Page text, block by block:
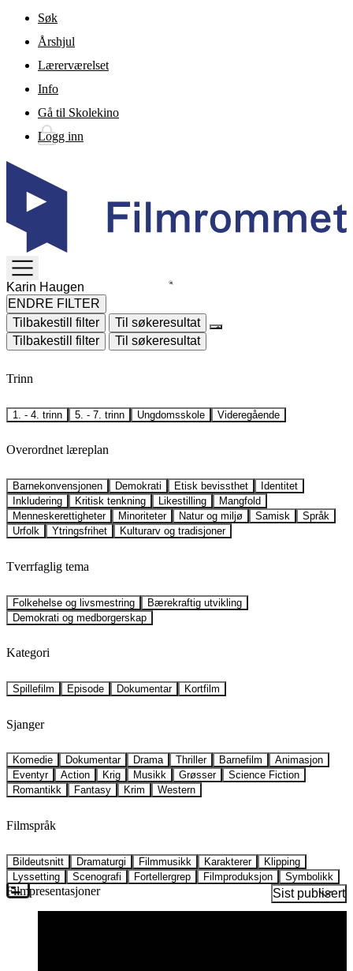
Gå til hovedinnhold
Søk
Årshjul
Lærerværelset
Info
Gå til Skolekino
Logg inn
TOGGLE
MENU
ENDRE FILTER
Tilbakestill filter
Til søkeresultat
Tilbakestill filter
Til søkeresultat
Trinn
1. - 4. trinn 5. - 7. trinn Ungdomsskole Videregående
Overordnet læreplan
Barnekonvensjonen Demokrati Etisk bevissthet
Identitet
Inkludering
Kritisk tenkning Likestilling
Mangfold
Menneskerettigheter
Minoriteter Natur og miljø Samisk
Språk
Urfolk
Ytringsfrihet Kulturarv og tradisjoner
Tverrfaglig tema
Folkehelse og livsmestring
Bærekraftig utvikling
Demokrati og medborgerskap
Kategori
Spillefilm Episode Dokumentar Kortfilm
Sjanger
Komedie Dokumentar Drama Thriller Barnefilm
Animasjon
Eventyr
Action Krig Musikk Grøsser
Science Fiction
Romantikk
Fantasy Krim Western
Filmspråk
Bildeutsnitt Dramaturgi Filmmusikk Karakterer
Klipping
Lyssetting
Scenografi Fortellergrep Filmproduksjon Symbolikk
Sist publisert
Filmpresentasjoner